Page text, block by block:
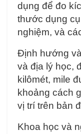
dụng để đo
thước dụng
nghiệm, và
Định hướng
và địa lý học,
kilômét, mile
khoảng cách
vị trí trên bản
Khoa học và